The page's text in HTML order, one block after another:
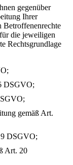
gegenüber
Ihrer
Betroffenenrechte
die jeweiligen
Rechtsgrundlage
DSGVO;
gemäß Art.
DSGVO;
Art. 20